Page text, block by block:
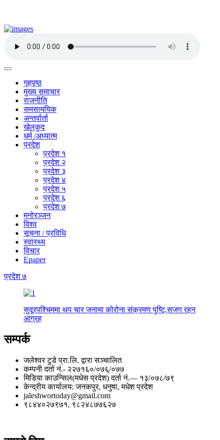
गृहपृष्ठ
मुख्य समाचार
राजनीति
समसामयिक
अन्तर्वार्ता
खेलकुद
धर्म /अध्यात्म
प्रदेश
प्रदेश १
प्रदेश २
प्रदेश ३
प्रदेश ४
प्रदेश ५
प्रदेश ६
प्रदेश ७
मनोरञ्जन
विश्व
सूचना / प्रविधि
स्वास्थ्य
विचार
Epaper
प्रदेश ७
सुदूरपश्चिममा थप चार जनामा कोरोना संक्रमण पुष्टि,सजग रहन
आग्रह
सम्पर्क
जलेश्वर टुडे प्रा.लि. द्वारा सञ्चालित
कम्पनी दर्ता नं.- २२७१६०/०७६्/०७७
मिडिया काउन्सिल(मधेस प्रदेश) दर्ता नं.— १३/०७८/७९
केन्द्रीय कार्यालय: जनकपुर, धनुषा, मधेश प्रदेश
jaleshwortoday@gmail.com
९८४४०२७९७१, ९८२४८७७६२७